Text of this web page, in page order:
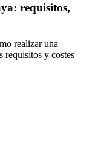
requisitos,
realizar una
requisitos y costes